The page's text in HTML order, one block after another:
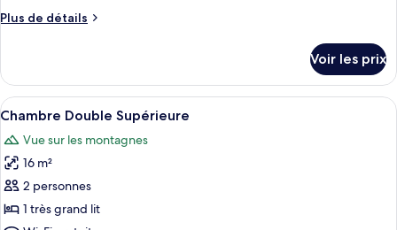
chambre :
Plus de détails
Plus
le
type
de
Chambre
Double
Voir les prix
Afficher
toutes
les
photos
pour
ce
Une chambre à coucher avec un lit,
6
Chambre Double Supérieure
Vue sur les montagnes
16 m²
2 personnes
1 très grand lit